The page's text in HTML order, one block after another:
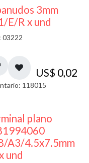
3mm
E/R x und
03222
US$ 0,02
118015
plano
A3/4.5x7.5mm
und